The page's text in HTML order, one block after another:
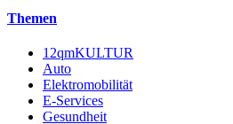
Themen
12qmKULTUR
Auto
Elektromobilität
E-Services
Gesundheit